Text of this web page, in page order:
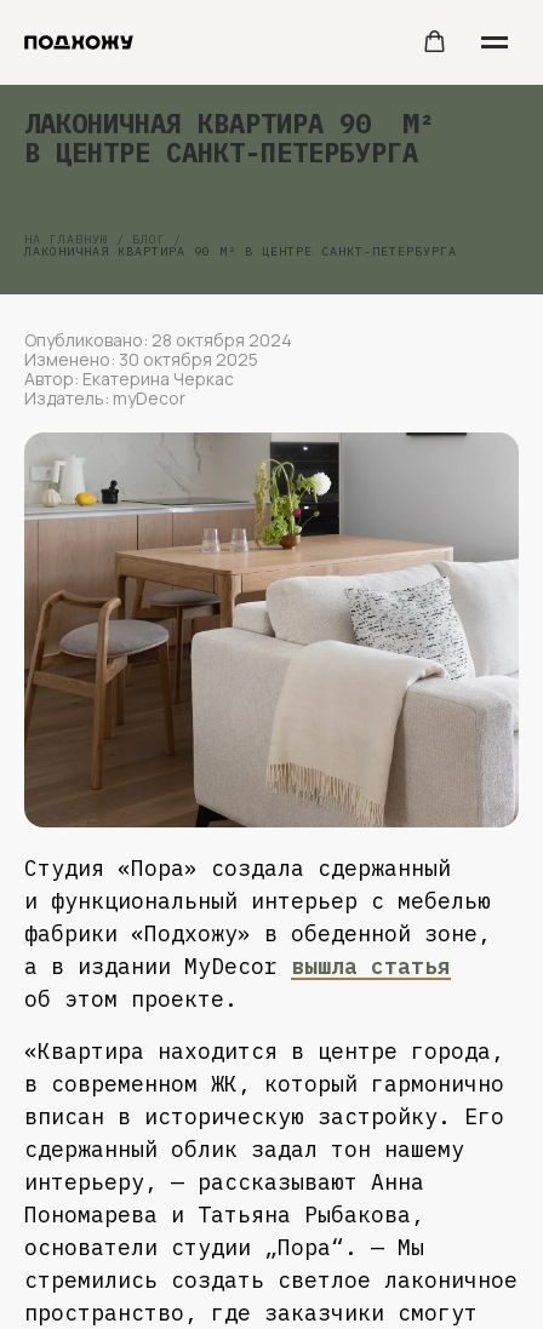
ЛАКОНИЧНАЯ КВАРТИРА 90 М²
В ЦЕНТРЕ САНКТ-ПЕТЕРБУРГА
НА ГЛАВНУЮ / БЛОГ /
ЛАКОНИЧНАЯ КВАРТИРА 90 М² В ЦЕНТРЕ САНКТ-ПЕТЕРБУРГА
Опубликовано: 28 октября 2024
Изменено: 30 октября 2025
Автор: Екатерина Черкас
Издатель: myDecor
Студия «Пора» создала сдержанный
и функциональный интерьер с мебелью
фабрики «Подхожу» в обеденной зоне,
а в издании MyDecor вышла статья
об этом проекте.
«Квартира находится в центре города,
в современном ЖК, который гармонично
вписан в историческую застройку. Его
сдержанный облик задал тон нашему
интерьеру, — рассказывают Анна
Пономарева и Татьяна Рыбакова,
основатели студии „Пора“. — Мы
стремились создать светлое лаконичное
пространство, где заказчики смогут